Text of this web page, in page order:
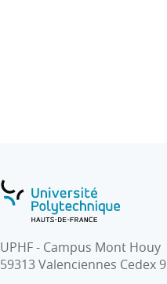
UPHF - Campus Mont Houy
59313 Valenciennes Cedex 9